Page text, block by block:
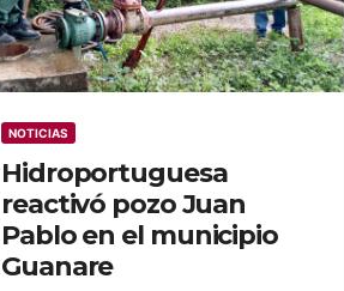
NOTICIAS
Hidroportuguesa
reactivó pozo Juan
Pablo en el municipio
Guanare